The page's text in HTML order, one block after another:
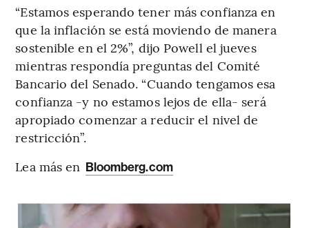
“Estamos esperando tener más confianza en
que la inflación se está moviendo de manera
sostenible en el 2%”, dijo Powell el jueves
mientras respondía preguntas del Comité
Bancario del Senado. “Cuando tengamos esa
confianza -y no estamos lejos de ella- será
apropiado comenzar a reducir el nivel de
restricción”.
Lea más en Bloomberg.com